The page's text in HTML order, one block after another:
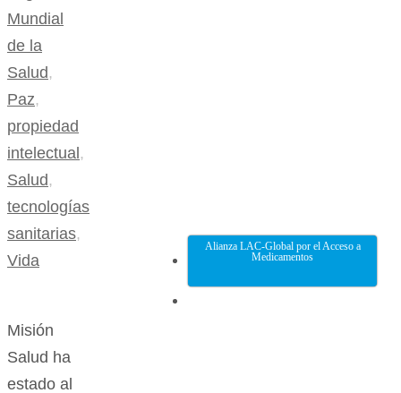
Mundial
de la
Salud ,
Paz,
propiedad
intelectual ,
Salud ,
tecnologías
sanitarias,
Vida
Misión
Salud ha
estado al
Alianza LAC-Global por el Acceso a
Medicamentos